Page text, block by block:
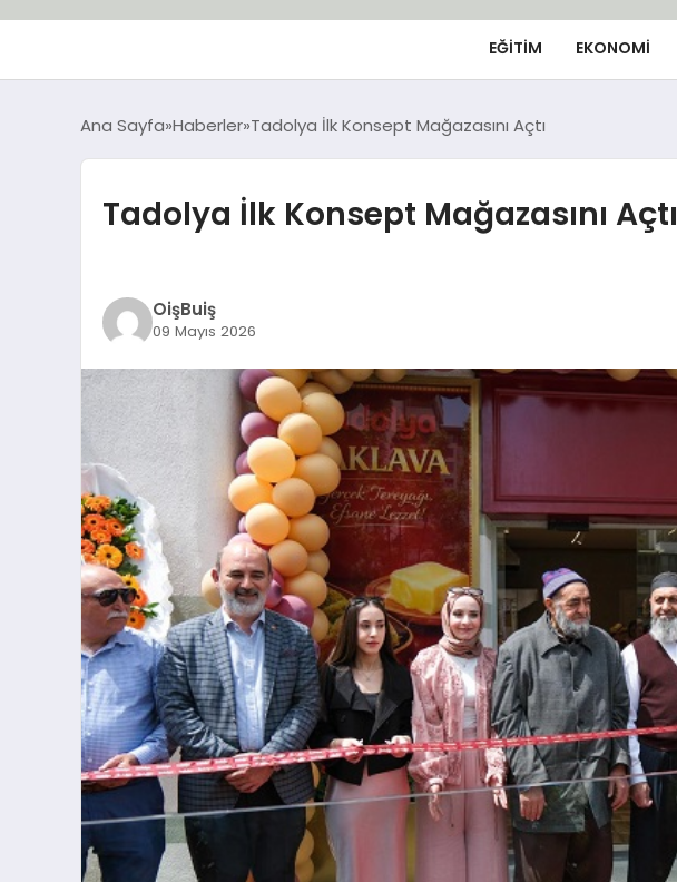
EĞİTİM EKONOMİ
Ana Sayfa Haberler Tadolya İlk Konsept Mağazasını Açtı
Tadolya İlk Konsept Mağazasını Açtı
OişBuiş
09 Mayıs 2026